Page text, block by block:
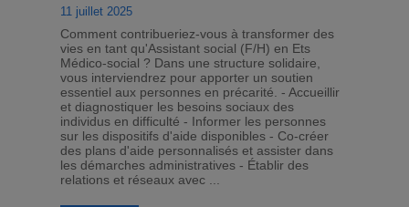
11 juillet 2025
Comment contribueriez-vous à transformer des
vies en tant qu'Assistant social (F/H) en Ets
Médico-social ? Dans une structure solidaire,
vous interviendrez pour apporter un soutien
essentiel aux personnes en précarité. - Accueillir
et diagnostiquer les besoins sociaux des
individus en difficulté - Informer les personnes
sur les dispositifs d'aide disponibles - Co-créer
des plans d'aide personnalisés et assister dans
les démarches administratives - Établir des
relations et réseaux avec ...